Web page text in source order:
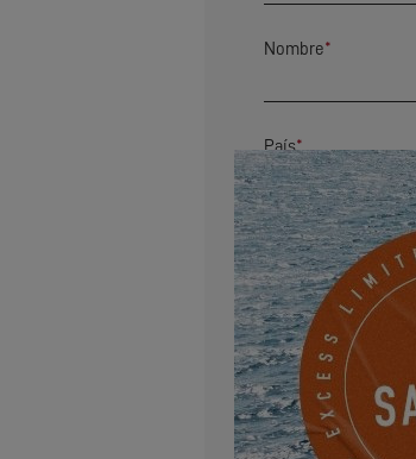
Nombre*
País*
Código postal*
Dirección
Correo electrónico